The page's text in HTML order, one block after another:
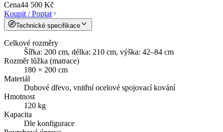
Cena44 500 Kč
Koupit / Poptat
Technické specifikace
Celkové rozměry
Šířka: 200 cm, délka: 210 cm, výška: 42–84 cm
Rozměr lůžka (matrace)
180 × 200 cm
Materiál
Dubové dřevo, vnitřní ocelové spojovací kování
Hmotnost
120 kg
Kapacita
Dle konfigurace